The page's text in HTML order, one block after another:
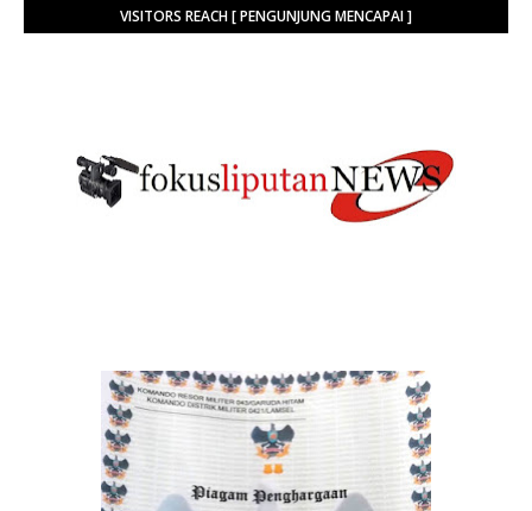
VISITORS REACH [ PENGUNJUNG MENCAPAI ]